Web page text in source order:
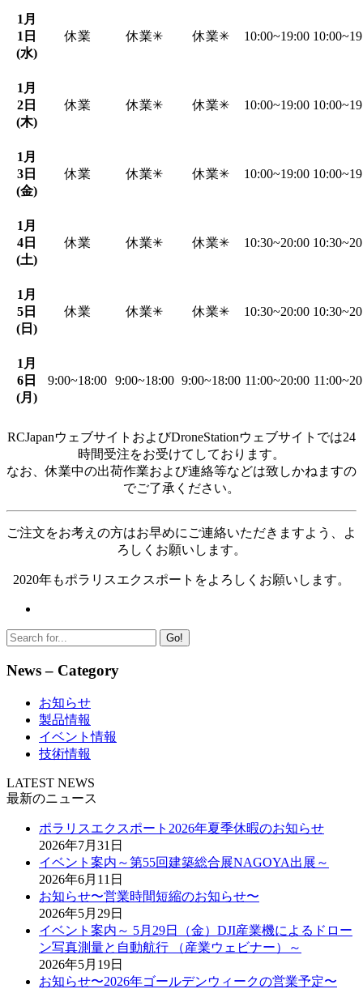
1月
1日
(水)
休業 休業✳︎ 休業✳︎ 10:00~19:00
1月
2日
(木)
休業 休業✳︎ 休業✳︎ 10:00~19:00
1月
3日
(金)
休業 休業✳︎ 休業✳︎ 10:00~19:00
1月
4日
(土)
休業 休業✳︎ 休業✳︎ 10:30~20:00
1月
5日
(日)
休業 休業✳︎ 休業✳︎ 10:30~20:00
1月
6日
(月)
9:00~18:00 9:00~18:00 9:00~18:00 11:00~20:00
RCJapanウェブサイトおよびDroneStationウェブサイトでは24
時間受注をお受けてしております。
なお、休業中の出荷作業および連絡等などは致しかねますの
でご了承ください。
ご注文をお考えの方はお早めにご連絡いただきますよう、よ
ろしくお願いします。
2020年もポラリスエクスポートをよろしくお願いします。
Go!
News – Category
お知らせ
製品情報
イベント情報
技術情報
LATEST NEWS
最新のニュース
ポラリスエクスポート2026年夏季休暇のお知らせ
2026年7月31日
イベント案内～第55回建築総合展NAGOYA出展～
2026年6月11日
お知らせ〜営業時間短縮のお知らせ〜
2026年5月29日
イベント案内～ 5月29日（金）DJI産業機によるドロー
ン写真測量と自動航行 （産業ウェビナー）～
2026年5月19日
お知らせ〜2026年ゴールデンウィークの営業予定〜